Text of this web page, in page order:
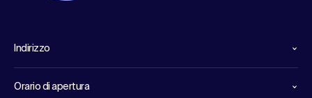
Indirizzo
Orario di apertura